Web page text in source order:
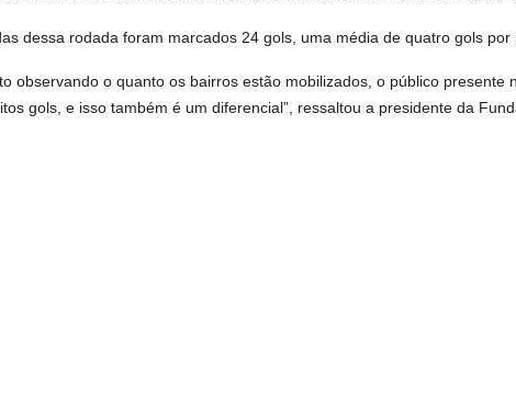
dessa rodada foram marcados 24 gols, uma média de quatro gols por
observando o quanto os bairros estão mobilizados, o público
gols, e isso também é um diferencial”, ressaltou a presidente da